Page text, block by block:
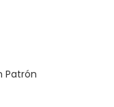
Patrón